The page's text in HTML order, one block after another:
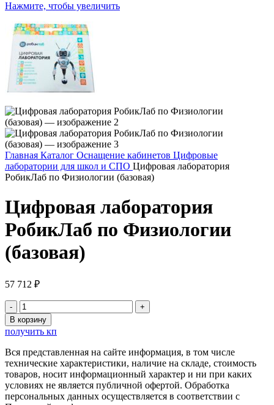
Нажмите, чтобы увеличить
Главная Каталог Оснащение кабинетов Цифровые
лаборатории для школ и СПО Цифровая лаборатория
РобикЛаб по Физиологии (базовая)
Цифровая лаборатория
РобикЛаб по Физиологии
(базовая)
57 712 ₽
Количество
товара
Цифровая
лаборатория
РобикЛаб
по
Физиологии
(базовая)
В корзину
получить кп
Вся представленная на сайте информация, в том числе
технические характеристики, наличие на складе, стоимость
товаров, носит информационный характер и ни при каких
условиях не является публичной офертой. Обработка
персональных данных осуществляется в соответствии с